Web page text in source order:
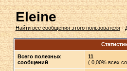
Eleine
Найти все сообщения этого пользователя·
Всего полезных
сообщений
11
( 0,00% всех